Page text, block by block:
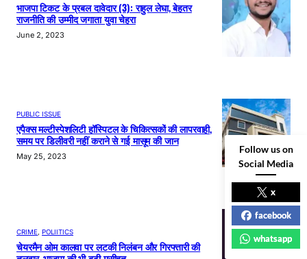
भाजपा टिकट के प्रबल दावेदार (3): राहुल लेघा, बेहतर
राजनीति की उम्मीद जगाता युवा चेहरा
June 2, 2023
PUBLIC ISSUE
एपैक्स मल्टीस्पेशलिटी हॉस्पिटल के चिकित्सकों की लापरवाही,
समय पर डिलीवरी नहीं कराने से गई मासूम की जान
May 25, 2023
CRIME POLIITICS
चेयरमैन ओम कालवा पर लटकी निलंबन और गिरफ्तारी की
Follow us on
Social Media
x
facebook
whatsapp